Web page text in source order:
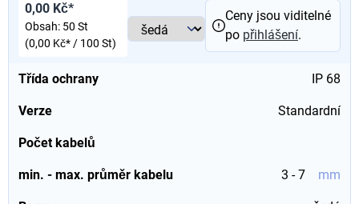
Třída ochrany IP 68
Verze Standardní
Počet kabelů
min. - max. průměr kabelu 3 - 7 mm
0,00 Kč*
Obsah: 50 St
(0,00 Kč* / 100 St)
Ceny jsou viditelné
po přihlášení.